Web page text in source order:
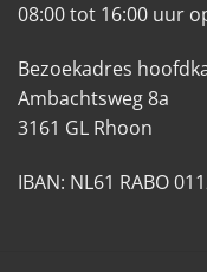
08:00 tot 16:00 uur
Bezoekadres
Ambachtsweg 8a
3161 GL Rhoon
IBAN: NL61 RABO